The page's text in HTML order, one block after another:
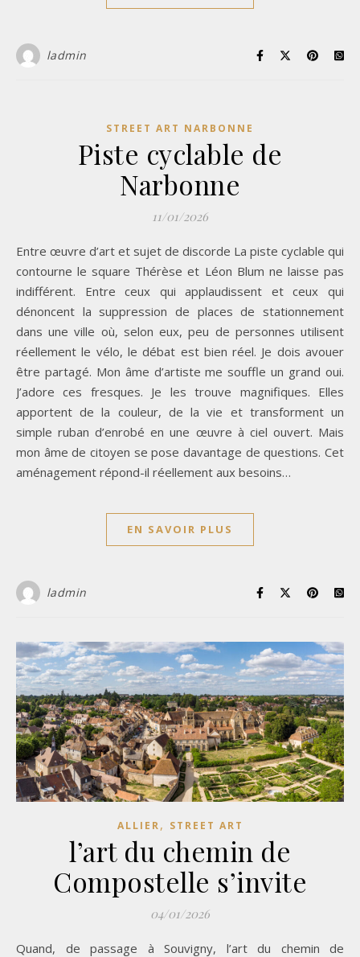
ladmin
STREET ART NARBONNE
Piste cyclable de
Narbonne
11/01/2026
Entre œuvre d’art et sujet de discorde La piste cyclable qui
contourne le square Thérèse et Léon Blum ne laisse pas
indifférent. Entre ceux qui applaudissent et ceux qui
dénoncent la suppression de places de stationnement
dans une ville où, selon eux, peu de personnes utilisent
réellement le vélo, le débat est bien réel. Je dois avouer
être partagé. Mon âme d’artiste me souffle un grand oui.
J’adore ces fresques. Je les trouve magnifiques. Elles
apportent de la couleur, de la vie et transforment un
simple ruban d’enrobé en une œuvre à ciel ouvert. Mais
mon âme de citoyen se pose davantage de questions. Cet
aménagement répond-il réellement aux besoins…
EN SAVOIR PLUS
ladmin
ALLIER, STREET ART
l’art du chemin de
Compostelle s’invite
04/01/2026
Quand, de passage à Souvigny, l’art du chemin de